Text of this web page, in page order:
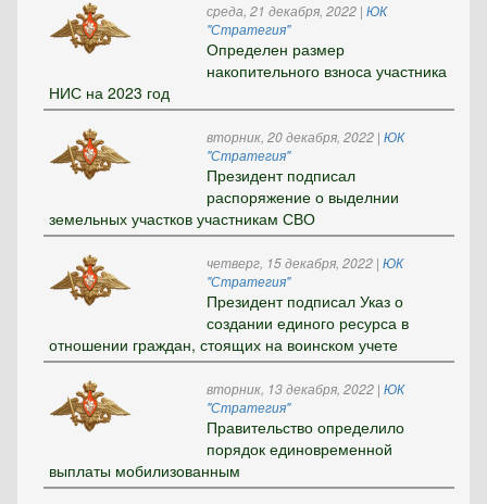
среда, 21 декабря, 2022 | ЮК
"Стратегия"
Определен размер
накопительного взноса участника
НИС на 2023 год
вторник, 20 декабря, 2022 | ЮК
"Стратегия"
Президент подписал
распоряжение о выделнии
земельных участков участникам СВО
четверг, 15 декабря, 2022 | ЮК
"Стратегия"
Президент подписал Указ о
создании единого ресурса в
отношении граждан, стоящих на воинском учете
вторник, 13 декабря, 2022 | ЮК
"Стратегия"
Правительство определило
порядок единовременной
выплаты мобилизованным